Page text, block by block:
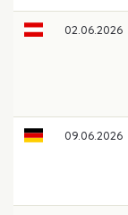
02.06.2026
09.06.2026